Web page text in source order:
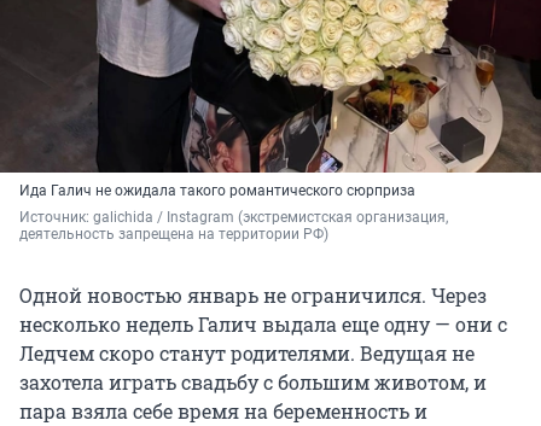
Ида Галич не ожидала такого романтического сюрприза
Источник: galichida / Instagram (экстремистская организация,
деятельность запрещена на территории РФ)
Одной новостью январь не ограничился. Через
несколько недель Галич выдала еще одну — они с
Ледчем скоро станут родителями. Ведущая не
захотела играть свадьбу с большим животом, и
пара взяла себе время на беременность и